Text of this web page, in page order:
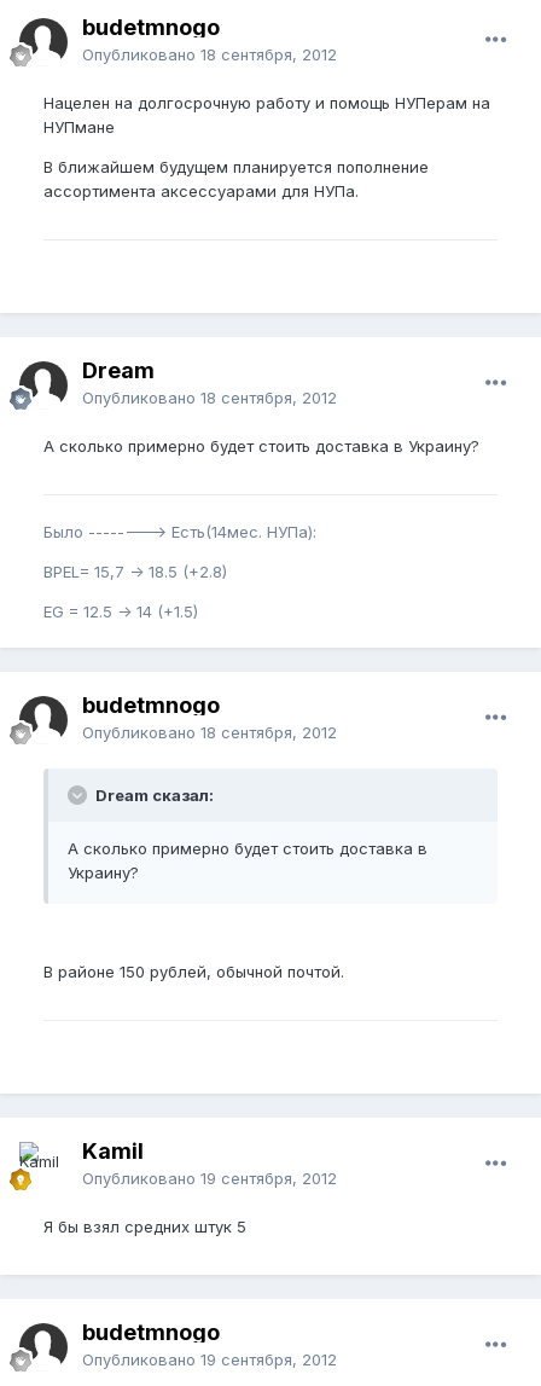
budetmnogo
Опубликовано 18 сентября, 2012
Нацелен на долгосрочную работу и помощь НУПерам на
НУПмане
В ближайшем будущем планируется пополнение
ассортимента аксессуарами для НУПа.
Dream
Опубликовано 18 сентября, 2012
А сколько примерно будет стоить доставка в Украину?
Было --------> Есть(14мес. НУПа):
BPEL= 15,7 -> 18.5 (+2.8)
EG = 12.5 -> 14 (+1.5)
budetmnogo
Опубликовано 18 сентября, 2012
Dream сказал:
А сколько примерно будет стоить доставка в
Украину?
В районе 150 рублей, обычной почтой.
Kamil
Опубликовано 19 сентября, 2012
Я бы взял средних штук 5
budetmnogo
Опубликовано 19 сентября, 2012